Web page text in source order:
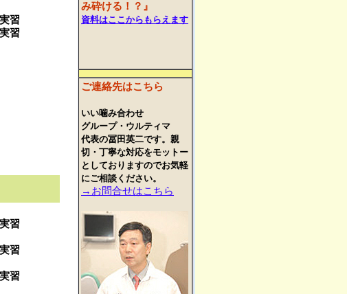
習
習
習
習
習
み砕ける！？』
資料はここからもらえます
ご連絡先はこちら
いい噛み合わせ
グループ・ウルティマ
代表の冨田英二です。親
切・丁寧な対応をモットー
としておりますのでお気軽
にご相談ください。
→お問合せはこちら